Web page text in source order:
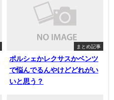
まとめ記事
ポルシェかレクサスかベンツ
で悩んでるんやけどどれがい
いと思う？